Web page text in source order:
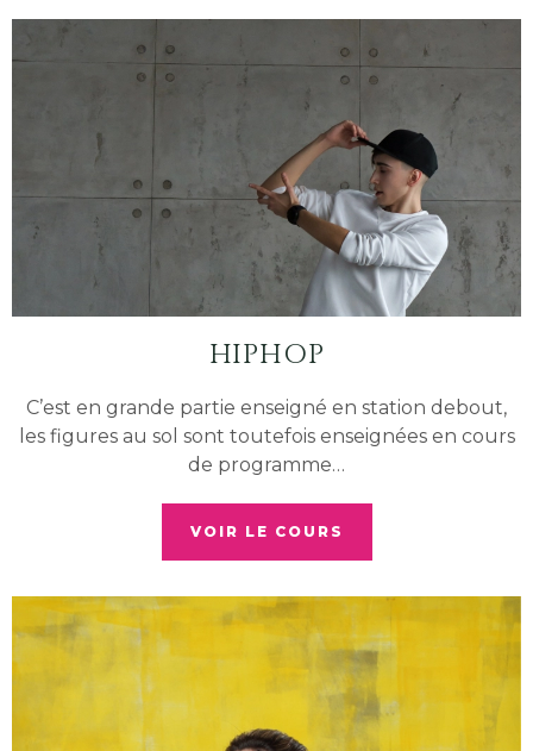
HIPHOP
C’est en grande partie enseigné en station debout,
les figures au sol sont toutefois enseignées en cours
de programme…
VOIR LE COURS